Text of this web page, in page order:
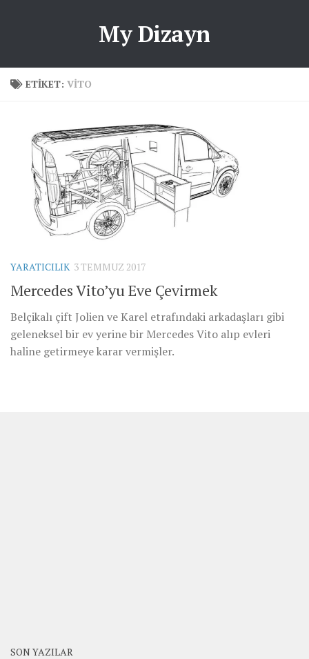
My Dizayn
ETIKET: VITO
YARATICILIK 3 TEMMUZ 2017
Mercedes Vito’yu Eve Çevirmek
Belçikalı çift Jolien ve Karel etrafındaki arkadaşları gibi
geleneksel bir ev yerine bir Mercedes Vito alıp evleri
haline getirmeye karar vermişler.
SON YAZILAR